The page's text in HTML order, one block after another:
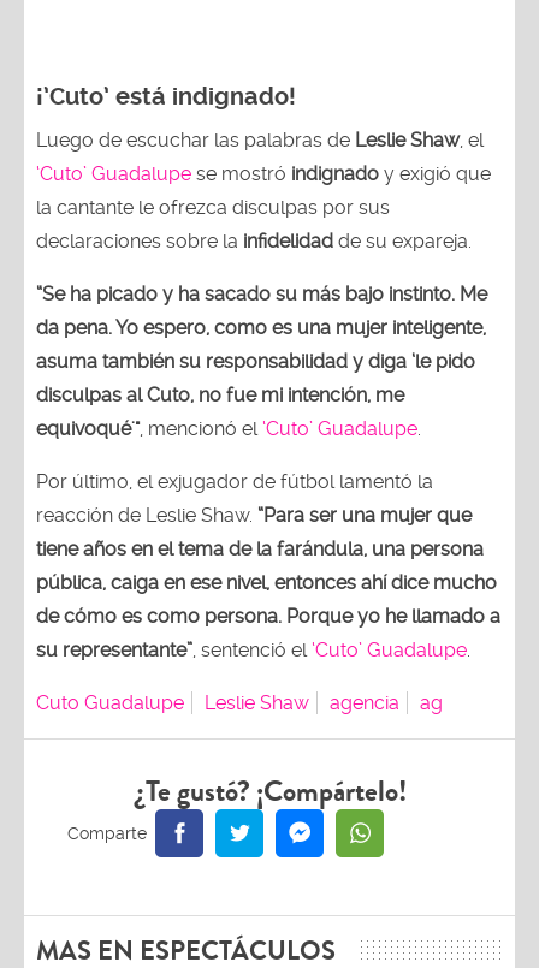
¡’Cuto’ está indignado!
Luego de escuchar las palabras de Leslie Shaw, el
‘Cuto’ Guadalupe se mostró indignado y exigió que
la cantante le ofrezca disculpas por sus
declaraciones sobre la infidelidad de su expareja.
“Se ha picado y ha sacado su más bajo instinto. Me
da pena. Yo espero, como es una mujer inteligente,
asuma también su responsabilidad y diga ‘le pido
disculpas al Cuto, no fue mi intención, me
equivoqué'", mencionó el ‘Cuto’ Guadalupe
Por último, el exjugador de fútbol lamentó la
reacción de Leslie Shaw. “Para ser una mujer que
tiene años en el tema de la farándula, una persona
pública, caiga en ese nivel, entonces ahí dice mucho
de cómo es como persona. Porque yo he llamado a
su representante” , sentenció el ‘Cuto’ Guadalupe
Cuto Guadalupe Leslie Shaw agencia ag
¿Te gustó? ¡Compártelo!
MAS EN ESPECTÁCULOS